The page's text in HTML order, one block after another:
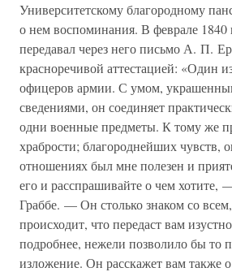
Университетскому благородному
о нем воспоминания. В феврале 1840
передавал через него письмо А. П.
красноречивой аттестацией: «Один
офицеров армии. С умом,
сведениями, он соединяет
одни военные предметы. К тому же
храбрости; благороднейших чувств,
отношениях был мне полезен и
его и расспрашивайте о чем хотите,
Граббе. — Он столько знаком со всем,
происходит, что передаст вам
подробнее, нежели позволило бы то
изложение. Он расскажет вам также